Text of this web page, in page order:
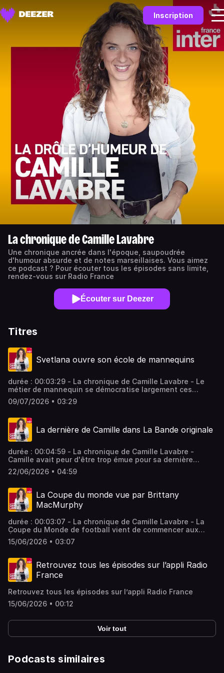
Inscription
La chronique de Camille Lavabre
Une chronique ancrée dans l'époque, saupoudrée
d'humour absurde et de notes marseillaises. Vous aimez
ce podcast ? Pour écouter tous les épisodes sans limite,
rendez-vous sur Radio France
Écouter sur Deezer
Titres
Svetlana ouvre son école de mannequins
durée : 00:03:29 - La chronique de Camille Lavabre - Le
métier de mannequin se démocratise largement ces
dernières années. Une tendance qui inquiète Svetlana
Piktavodka. Vous aimez ce podcast ? Pour écouter tous
09/07/2026 • 03:29
La dernière de Camille dans La Bande originale
durée : 00:04:59 - La chronique de Camille Lavabre -
Camille avait peur d'être trop émue pour sa dernière
chronique, elle a laissé le micro à Svetlana... et à Brittany,
Mélodjy, Angélica Rideau... Vous aimez ce podcast ? Pour
Radio France
22/06/2026 • 04:59
La Coupe du monde vue par Brittany
MacMurphy
durée : 00:03:07 - La chronique de Camille Lavabre - La
Coupe du Monde de football vient de commencer aux
États-Unis et l’évènement est déjà très controversé.
Brittany MacMurphy est de retour pour nous éclairer. Vous
limite, rendez-vous sur Radio France
15/06/2026 • 03:07
Retrouvez tous les épisodes sur l’appli Radio
France
Retrouvez tous les épisodes sur l’appli Radio France
15/06/2026 • 00:12
Voir tout
Podcasts similaires